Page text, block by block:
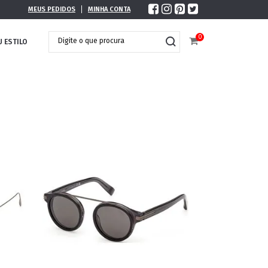
MEUS PEDIDOS MINHA CONTA
ESTILO
0